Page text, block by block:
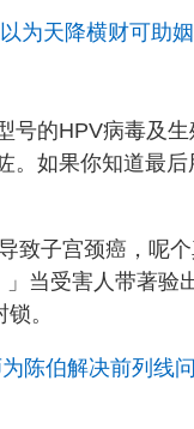
为天降横财可助
号的HPV病毒及
如果你知道最
致子宫颈癌，呢
当受害人带著
。
陈伯解决前列线